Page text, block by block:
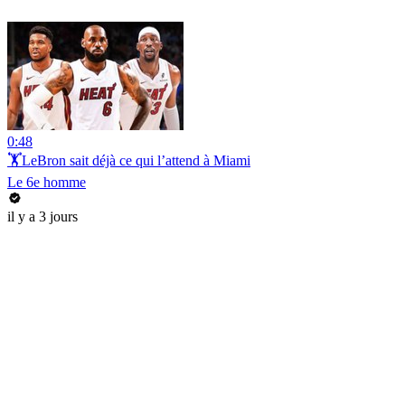
0:48
🏋️LeBron sait déjà ce qui l’attend à Miami
Le 6e homme
il y a 3 jours